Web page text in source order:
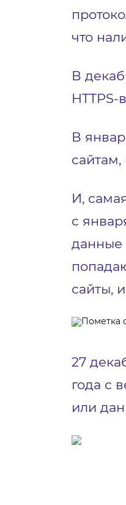
что
В
В
И,
с
данные
сайты,
27
года с
или